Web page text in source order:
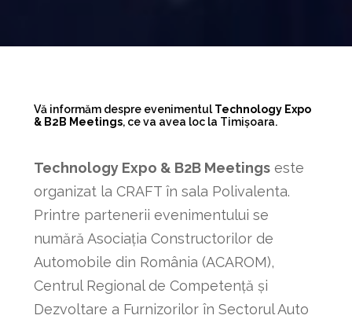
Vă informăm despre evenimentulTechnology Expo
& B2B Meetings, ce va avea loc la Timișoara.
Technology Expo & B2B Meetingseste
organizat la CRAFT în sala Polivalenta.
Printre partenerii evenimentului se
numără Asociația Constructorilor de
Automobile din România (ACAROM),
Centrul Regional de Competență și
Dezvoltare a Furnizorilor în Sectorul Auto